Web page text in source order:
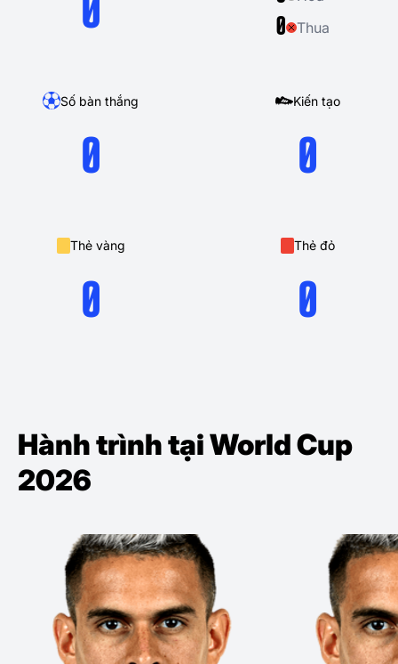
0
Số bàn thắng
0
Kiến tạo
0
Thẻ vàng
0
Thẻ đỏ
0
0 Thua
Hành trình tại World Cup
2026